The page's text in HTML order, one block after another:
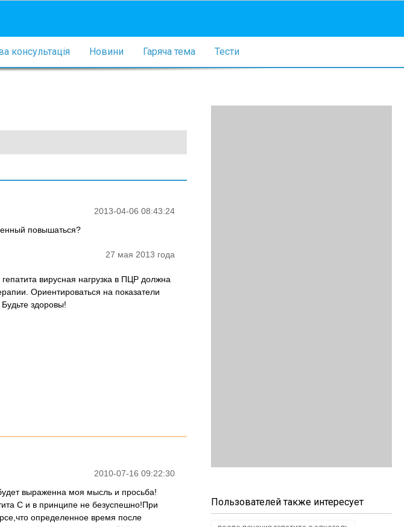
консультація Новини Гаряча тема Тести
2013-04-06 08:43:24
повышаться?
27 мая 2013 года
вирусная нагрузка в ПЦР должна
Ориентироваться на показатели
здоровы!
2010-07-16 09:22:30
выраженна моя мысль и просьба!
С и в принципе не безуспешно!При
определенное время после
Пользователей также интересует